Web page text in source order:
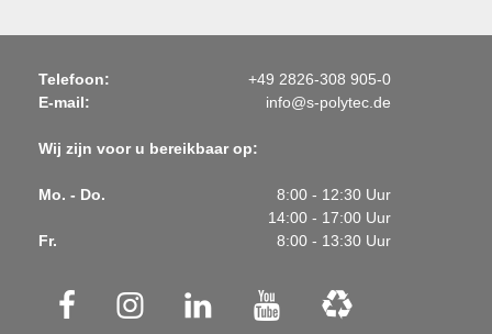
Telefoon:
+49 2826-308 905-0
E-mail:
info@s-polytec.de
Wij zijn voor u bereikbaar op:
Mo. - Do.
8:00 - 12:30 Uur
14:00 - 17:00 Uur
Fr.
8:00 - 13:30 Uur